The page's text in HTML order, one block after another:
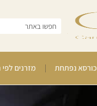
כורסא נפתחת מזרנים